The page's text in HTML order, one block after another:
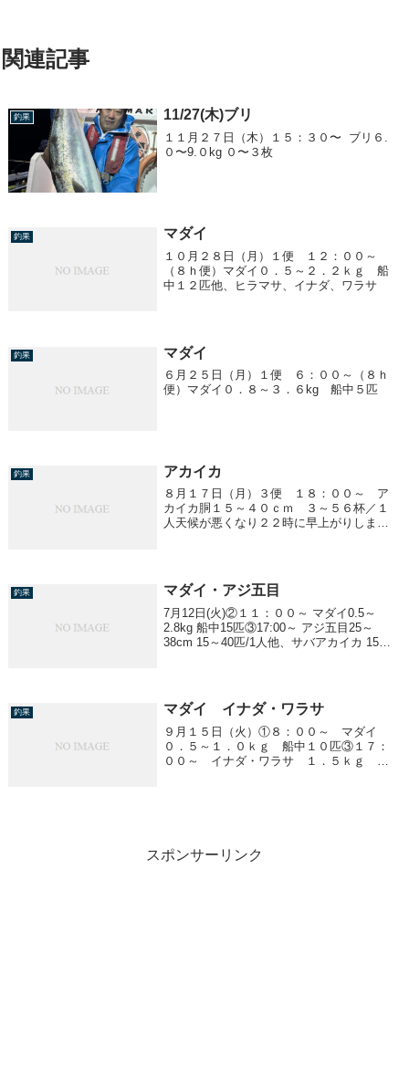
関連記事
釣果 11/27(木)ブリ
１１月２７日（木）１５：３０〜 ブリ６.
０〜9.０kg ０〜３枚
釣果 マダイ
１０月２８日（月）１便 １２：００～
（８ｈ便）マダイ０．５～２．２ｋｇ 船
中１２匹他、ヒラマサ、イナダ、ワラサ
釣果 マダイ
６月２５日（月）１便 ６：００～（８ｈ
便）マダイ０．８～３．６kg 船中５匹
釣果 アカイカ
８月１７日（月）３便 １８：００～ ア
カイカ胴１５～４０ｃｍ ３～５６杯／１
人天候が悪くなり２２時に早上がりしまし
釣果 マダイ・アジ五目
7月12日(火)②１１：００～ マダイ0.5～
2.8kg 船中15匹③17:00～ アジ五目25～
38cm 15～40匹/1人他、サバアカイカ 15～
釣果 マダイ イナダ・ワラサ
９月１５日（火）①８：００～ マダイ
０．５～１．０ｋｇ 船中１０匹③１７：
００～ イナダ・ワラサ １．５ｋｇ 船
スポンサーリンク